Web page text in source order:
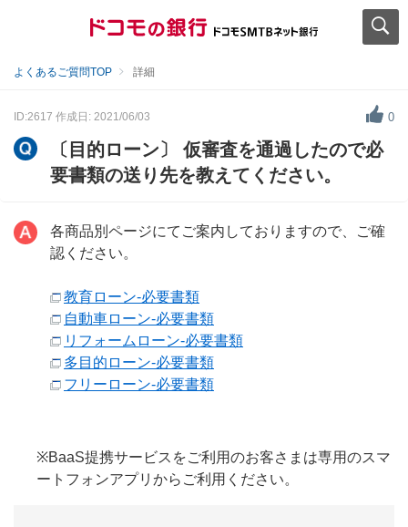
よくあるご質問TOP 詳細
ID:2617 作成日: 2021/06/03 0
〔目的ローン〕 仮審査を通過したので必
要書類の送り先を教えてください。
各商品別ページにてご案内しておりますので、ご確
認ください。
教育ローン-必要書類
自動車ローン-必要書類
リフォームローン-必要書類
多目的ローン-必要書類
フリーローン-必要書類
※BaaS提携サービスをご利用のお客さまは専用のスマ
ートフォンアプリからご利用ください。